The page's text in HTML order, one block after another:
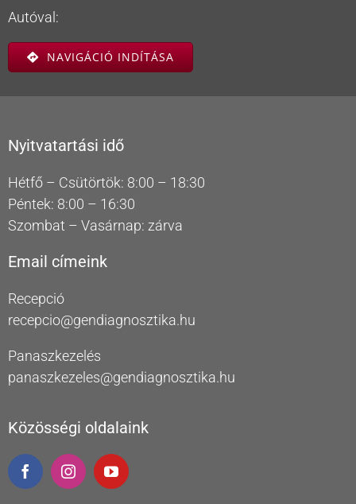
Autóval:
NAVIGÁCIÓ INDÍTÁSA
Nyitvatartási idő
Hétfő – Csütörtök: 8:00 – 18:30
Péntek: 8:00 – 16:30
Szombat – Vasárnap: zárva
Email címeink
Recepció
recepcio@gendiagnosztika.hu
Panaszkezelés
panaszkezeles@gendiagnosztika.hu
Közösségi oldalaink